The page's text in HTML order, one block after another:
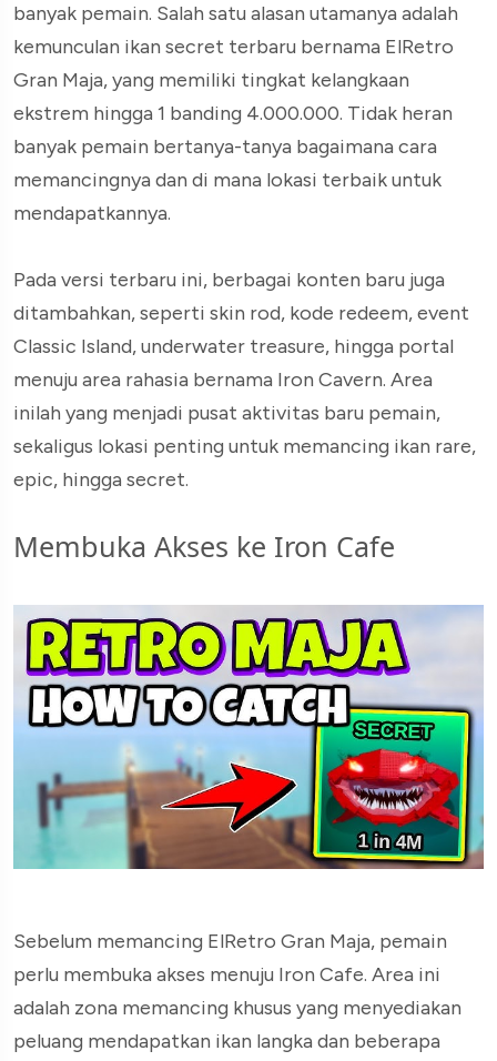
banyak pemain. Salah satu alasan utamanya adalah
kemunculan ikan secret terbaru bernama ElRetro
Gran Maja, yang memiliki tingkat kelangkaan
ekstrem hingga 1 banding 4.000.000. Tidak heran
banyak pemain bertanya-tanya bagaimana cara
memancingnya dan di mana lokasi terbaik untuk
mendapatkannya.
Pada versi terbaru ini, berbagai konten baru juga
ditambahkan, seperti skin rod, kode redeem, event
Classic Island, underwater treasure, hingga portal
menuju area rahasia bernama Iron Cavern. Area
inilah yang menjadi pusat aktivitas baru pemain,
sekaligus lokasi penting untuk memancing ikan rare,
epic, hingga secret.
Membuka Akses ke Iron Cafe
Sebelum memancing ElRetro Gran Maja, pemain
perlu membuka akses menuju Iron Cafe. Area ini
adalah zona memancing khusus yang menyediakan
peluang mendapatkan ikan langka dan beberapa